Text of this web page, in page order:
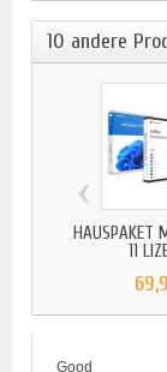
10 andere
HAUSPAKET
11
‹
Good